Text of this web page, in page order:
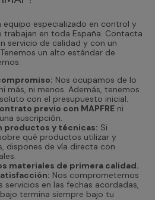
equipo especializado en control y
trabajan en toda España. Contacta
servicio de calidad y con un
un alto estándar de
Nos ocupamos de lo
más, ni menos. Además, tenemos
con el presupuesto inicial.
previo con MAPFRE ni
suscripción.
productos y técnicas: Si
qué productos utilizar y
dispones de vía directa con
materiales de primera calidad.
Nos comprometemos
servicios en las fechas acordadas,
termina siempre bajo tu